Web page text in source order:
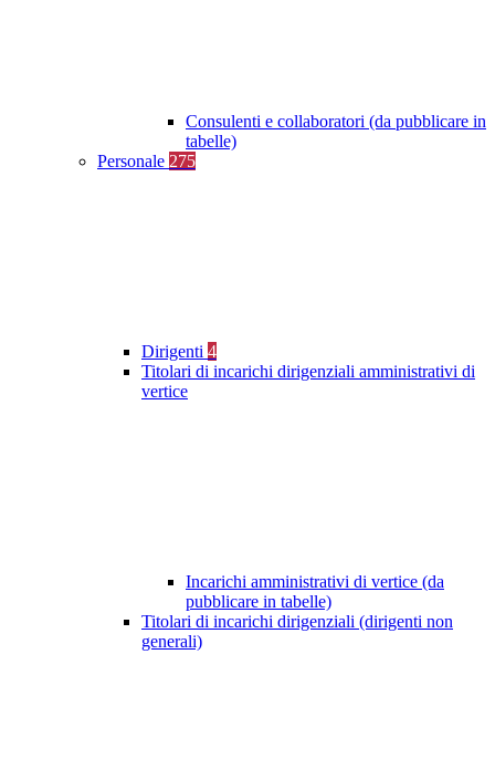
Consulenti e collaboratori (da pubblicare in
tabelle)
Personale 275
Dirigenti 4
Titolari di incarichi dirigenziali amministrativi di
vertice
Incarichi amministrativi di vertice (da
pubblicare in tabelle)
Titolari di incarichi dirigenziali (dirigenti non
generali)